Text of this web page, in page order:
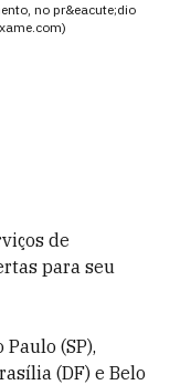
no pr&eacute;dio
de
para seu
(SP),
(DF) e Belo